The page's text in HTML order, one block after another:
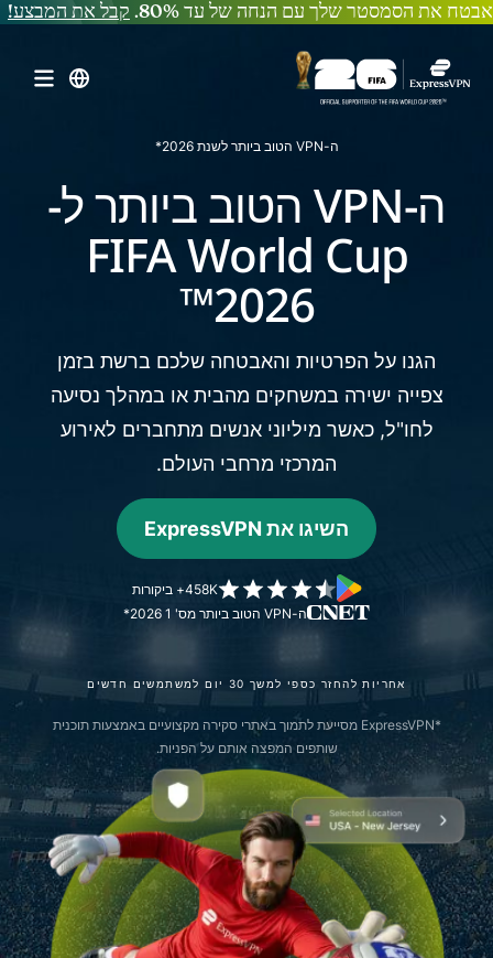
אבטח את הסמסטר שלך עם הנחה של עד 80%. קבל את המבצע!
ה-VPN הטוב ביותר לשנת 2026*
ה-VPN הטוב ביותר ל-
FIFA World Cup
2026™
הגנו על הפרטיות והאבטחה שלכם ברשת בזמן
צפייה ישירה במשחקים מהבית או במהלך נסיעה
לחו"ל, כאשר מיליוני אנשים מתחברים לאירוע
המרכזי מרחבי העולם.
השיגו את ExpressVPN
ה-VPN הטוב ביותר מס' 1 2026*
458K+ ביקורות
אחריות להחזר כספי למשך 30 יום למשתמשים חדשים
*ExpressVPN מסייעת לתמוך באתרי סקירה מקצועיים באמצעות תוכנית
שותפים המפצה אותם על הפניות.